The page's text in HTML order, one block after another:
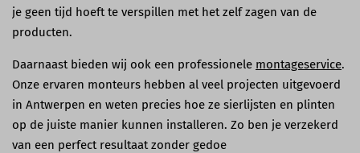
je geen tijd hoeft te verspillen met het zelf zagen van de
producten.
Daarnaast bieden wij ook een professionele montageservice.
Onze ervaren monteurs hebben al veel projecten uitgevoerd
in Antwerpen en weten precies hoe ze sierlijsten en plinten
op de juiste manier kunnen installeren. Zo ben je verzekerd
van een perfect resultaat zonder gedoe